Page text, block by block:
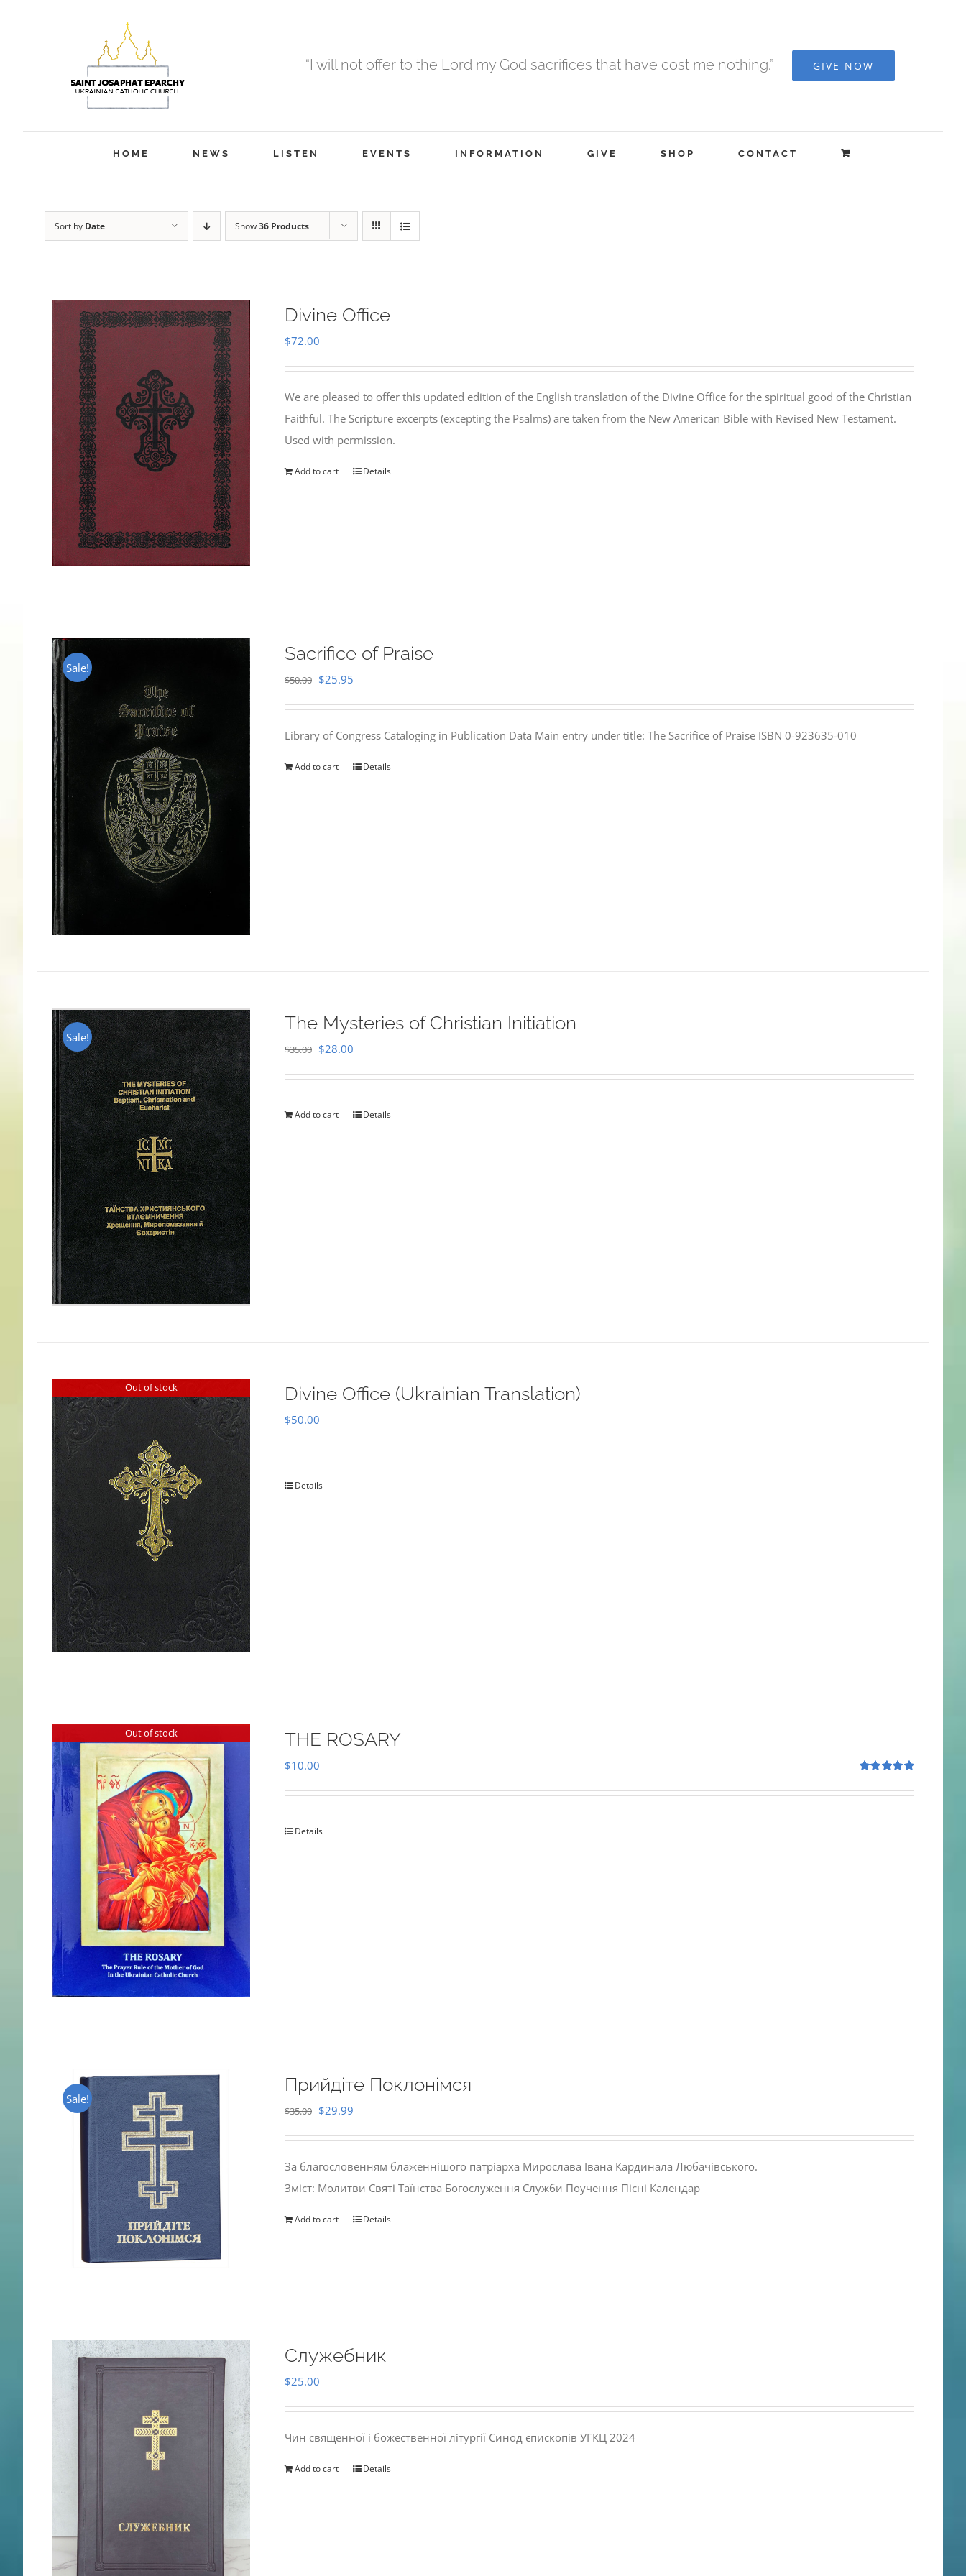
“I will not offer to the Lord my God sacrifices that have cost me nothing.” GIVE NOW
HOME NEWS LISTEN EVENTS INFORMATION GIVE SHOP CONTACT
Sort by Date Show36 Products
Divine Office
$72.00
We are pleased to offer this updated edition of the English translation of the Divine Office for the spiritual good of the Christian
Faithful. The Scripture excerpts (excepting the Psalms) are taken from the New American Bible with Revised New Testament.
Used with permission.
Add to cart Details
Sale!
Sacrifice of Praise
$50.00 Original
$50.00.
$25.95
$25.95.
Library of Congress Cataloging in Publication Data Main entry under title: The Sacrifice of Praise ISBN 0-923635-010
Add to cart Details
Sale!
The Mysteries of Christian Initiation
$35.00 Original
$35.00.
$28.00
$28.00.
Add to cart Details
Out of stock Divine Office (Ukrainian Translation)
$50.00
Details
Out of stock THE ROSARY
out of 5
$10.00
Details
Sale!
Прийдіте Поклонімся
$35.00 Original
$35.00.
$29.99
$29.99.
За благословенням блаженнішого патріарха Мирослава Івана Кардинала Любачівського.
Зміст: Молитви Святі Таїнства Богослуження Служби Поучення Пісні Календар
Add to cart Details
Служебник
$25.00
Чин священної і божественної літургії Синод єпископів УГКЦ 2024
Add to cart Details